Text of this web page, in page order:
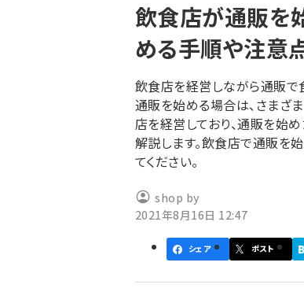
ン
く
ず
飲食店が通販を
める手順や注意
飲食店を経営しながら通販で
通販を始める場合は、さまざ
店を経営しており、通販を始
解説します。飲食店で通販を
てください。
shop by
2021年8月16日 12:47
シェア ポスト